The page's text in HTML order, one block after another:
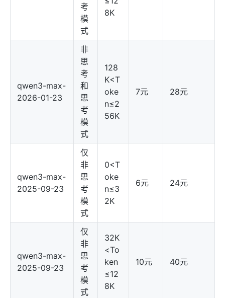
考
模
式
8K
qwen3-max-
2026-01-23
非
思
考
和
思
考
模
式
128
K<T
oke
n≤2
56K
7元 28元
qwen3-max-
2025-09-23
仅
非
思
考
模
式
0<T
oke
n≤3
2K
6元 24元
qwen3-max-
2025-09-23
仅
非
思
考
模
式
32K
<To
ken
≤12
8K
10元 40元